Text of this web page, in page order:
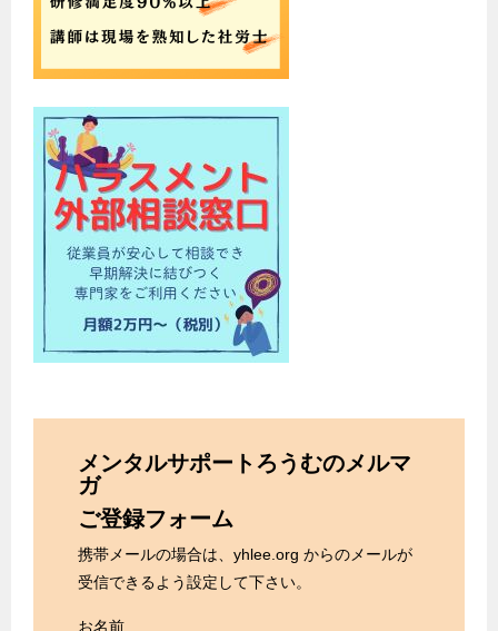
メンタルサポートろうむのメルマ
ガ
ご登録フォーム
携帯メールの場合は、yhlee.org からのメールが
受信できるよう設定して下さい。
お名前